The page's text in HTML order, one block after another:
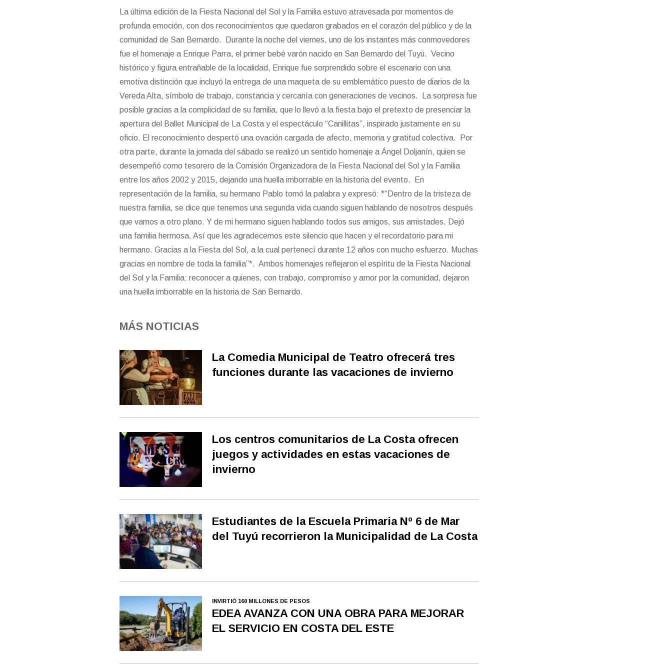
La última edición de la Fiesta Nacional del Sol y la Familia estuvo atravesada por momentos de
profunda emoción, con dos reconocimientos que quedaron grabados en el corazón del público y de la
comunidad de San Bernardo. Durante la noche del viernes, uno de los instantes más conmovedores
fue el homenaje a Enrique Parra, el primer bebé varón nacido en San Bernardo del Tuyú. Vecino
histórico y figura entrañable de la localidad, Enrique fue sorprendido sobre el escenario con una
emotiva distinción que incluyó la entrega de una maqueta de su emblemático puesto de diarios de la
Vereda Alta, símbolo de trabajo, constancia y cercanía con generaciones de vecinos. La sorpresa fue
posible gracias a la complicidad de su familia, que lo llevó a la fiesta bajo el pretexto de presenciar la
apertura del Ballet Municipal de La Costa y el espectáculo “Canillitas”, inspirado justamente en su
oficio. El reconocimiento despertó una ovación cargada de afecto, memoria y gratitud colectiva. Por
otra parte, durante la jornada del sábado se realizó un sentido homenaje a Ángel Doljanín, quien se
desempeñó como tesorero de la Comisión Organizadora de la Fiesta Nacional del Sol y la Familia
entre los años 2002 y 2015, dejando una huella imborrable en la historia del evento. En
representación de la familia, su hermano Pablo tomó la palabra y expresó: *“Dentro de la tristeza de
nuestra familia, se dice que tenemos una segunda vida cuando siguen hablando de nosotros después
que vamos a otro plano. Y de mi hermano siguen hablando todos sus amigos, sus amistades. Dejó
una familia hermosa. Así que les agradecemos este silencio que hacen y el recordatorio para mi
hermano. Gracias a la Fiesta del Sol, a la cual pertenecí durante 12 años con mucho esfuerzo. Muchas
gracias en nombre de toda la familia”*. Ambos homenajes reflejaron el espíritu de la Fiesta Nacional
del Sol y la Familia: reconocer a quienes, con trabajo, compromiso y amor por la comunidad, dejaron
una huella imborrable en la historia de San Bernardo.
MÁS NOTICIAS
La Comedia Municipal de Teatro ofrecerá tres
funciones durante las vacaciones de invierno
Los centros comunitarios de La Costa ofrecen
juegos y actividades en estas vacaciones de
invierno
Estudiantes de la Escuela Primaria Nº 6 de Mar
del Tuyú recorrieron la Municipalidad de La Costa
INVIRTIÓ 160 MILLONES DE PESOS
EDEA AVANZA CON UNA OBRA PARA MEJORAR
EL SERVICIO EN COSTA DEL ESTE